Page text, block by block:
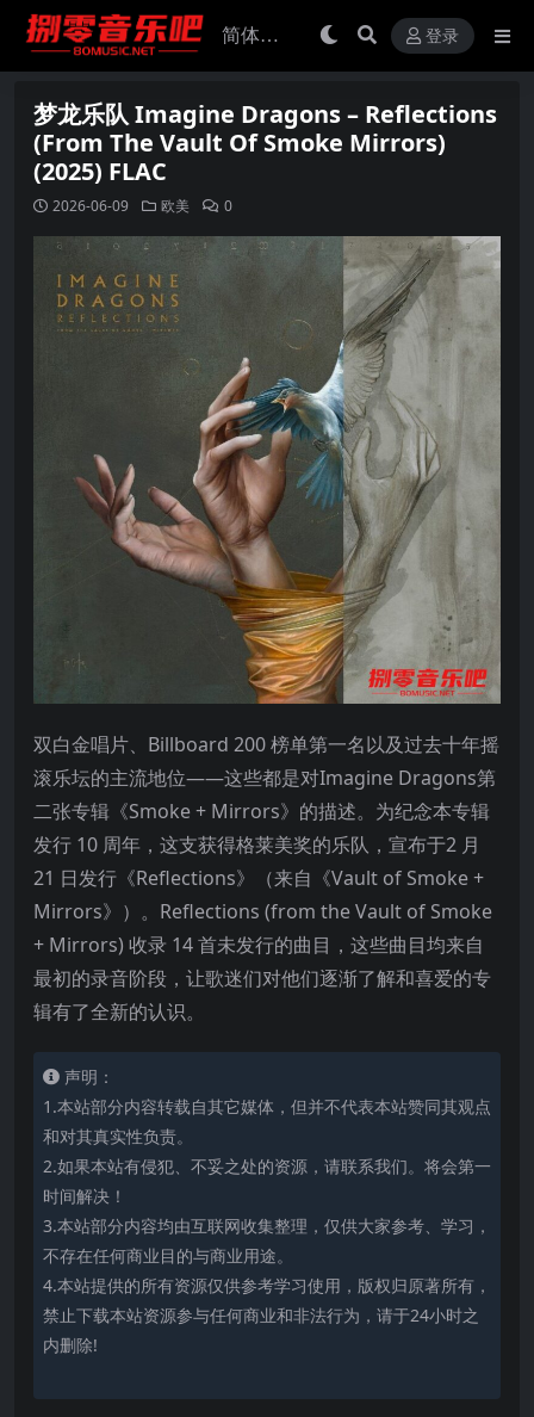
登录
梦龙乐队 Imagine Dragons – Reflections
(From The Vault Of Smoke Mirrors)
(2025) FLAC
2026-06-09 欧美 0
双白金唱片、Billboard 200 榜单第一名以及过去十年摇
滚乐坛的主流地位——这些都是对Imagine Dragons第
二张专辑《Smoke + Mirrors》的描述。为纪念本专辑
发行 10 周年，这支获得格莱美奖的乐队，宣布于2 月
21 日发行《Reflections》（来自《Vault of Smoke +
Mirrors》）。Reflections (from the Vault of Smoke
+ Mirrors) 收录 14 首未发行的曲目，这些曲目均来自
最初的录音阶段，让歌迷们对他们逐渐了解和喜爱的专
辑有了全新的认识。
声明：
1.本站部分内容转载自其它媒体，但并不代表本站赞同其观点
和对其真实性负责。
2.如果本站有侵犯、不妥之处的资源，请联系我们。将会第一
时间解决！
3.本站部分内容均由互联网收集整理，仅供大家参考、学习，
不存在任何商业目的与商业用途。
4.本站提供的所有资源仅供参考学习使用，版权归原著所有，
禁止下载本站资源参与任何商业和非法行为，请于24小时之
内删除!